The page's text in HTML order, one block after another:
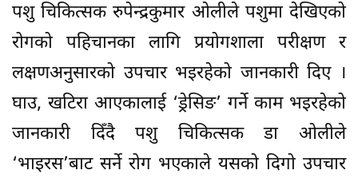
पशु चिकित्सक रुपेन्द्रकुमार ओलीले पशुमा देखिएको
रोगको पहिचानका लागि प्रयोगशाला परीक्षण र
लक्षणअनुसारको उपचार भइरहेको जानकारी दिए ।
घाउ, खटिरा आएकालाई ‘ड्रेसिङ’ गर्ने काम भइरहेको
जानकारी दिँदै पशु चिकित्सक डा ओलीले
‘भाइरस’बाट सर्ने रोग भएकाले यसको दिगो उपचार